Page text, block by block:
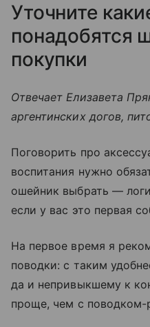
Уточните
понадобятся
покупки
Отвечает Елизавета
аргентинских догов,
Поговорить про
воспитания нужно
ошейник выбрать —
если у вас это первая
На первое время я
поводки: с таким
да и непривыкшему к
проще, чем с поводком-